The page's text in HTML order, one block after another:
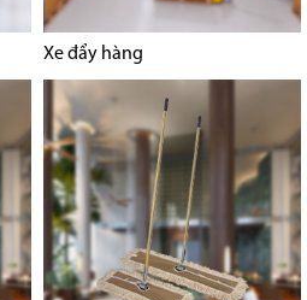
Xe đẩy hàng